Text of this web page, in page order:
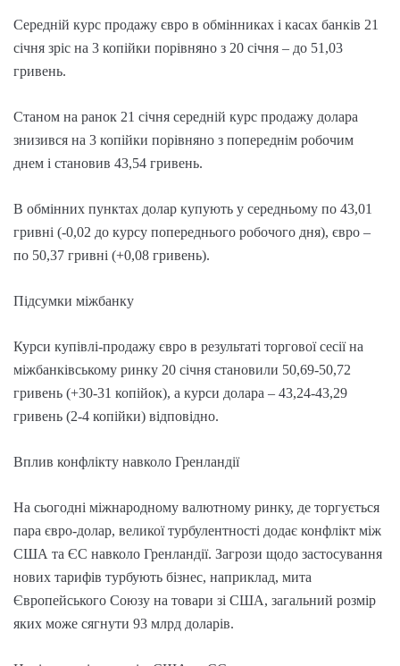
Середній курс продажу євро в обмінниках і касах банків 21
січня зріс на 3 копійки порівняно з 20 січня – до 51,03
гривень.
Станом на ранок 21 січня середній курс продажу долара
знизився на 3 копійки порівняно з попереднім робочим
днем і становив 43,54 гривень.
В обмінних пунктах долар купують у середньому по 43,01
гривні (-0,02 до курсу попереднього робочого дня), євро –
по 50,37 гривні (+0,08 гривень).
Підсумки міжбанку
Курси купівлі-продажу євро в результаті торгової сесії на
міжбанківському ринку 20 січня становили 50,69-50,72
гривень (+30-31 копійок), а курси долара – 43,24-43,29
гривень (2-4 копійки) відповідно.
Вплив конфлікту навколо Гренландії
На сьогодні міжнародному валютному ринку, де торгується
пара євро-долар, великої турбулентності додає конфлікт між
США та ЄС навколо Гренландії. Загрози щодо застосування
нових тарифів турбують бізнес, наприклад, мита
Європейського Союзу на товари зі США, загальний розмір
яких може сягнути 93 млрд доларів.